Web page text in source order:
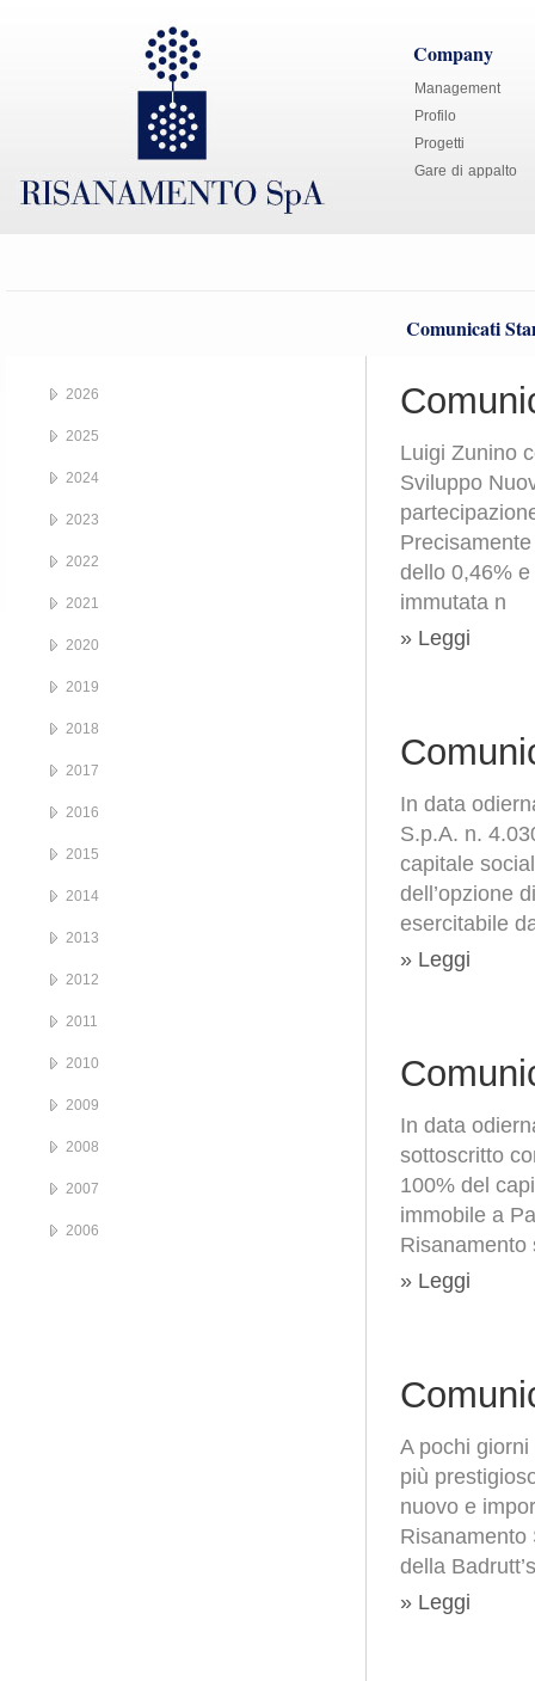
Company
Management
Profilo
Progetti
Gare di appalto
Comunicati
Luigi Zunino
Sviluppo
dello 0,46%
immutata n
» Leggi
In data
S.p.A. n.
capitale
dell’opzione
esercitabile
» Leggi
In data
sottoscritto
100% del
immobile a
» Leggi
A pochi giorni
più
nuovo e
Risanamento
della
» Leggi
2026
2025
2024
2023
2022
2021
2020
2019
2018
2017
2016
2015
2014
2013
2012
2011
2010
2009
2008
2007
2006